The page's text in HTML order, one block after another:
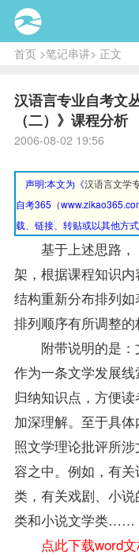
首页>笔记串讲> 正文
汉语言专业自考文
（二）》课程分析
2006-08-02 19:56
声明:本文为《汉语言文学
自考365（
载、链接、转贴或以其他方
基于上述思路，
架，根据课程知识
结构重新分布排列
排列顺序有所调整的
附带说明的是：
作为一条文学发展
归纳知识点，方便
加深理解。至于具
照文学理论批评所
容之中。例如，有
类，有关戏剧、小
类和小说文学类……
点此下载word